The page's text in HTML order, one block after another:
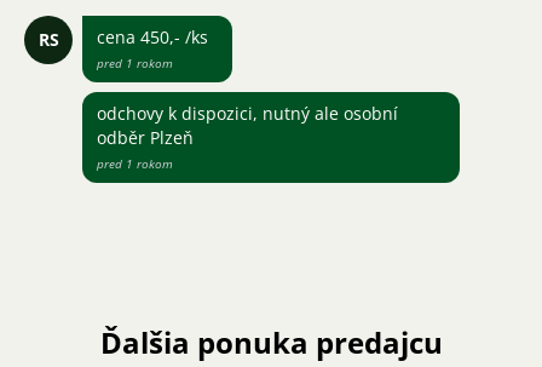
RS cena 450,- /ks
pred 1 rokom
odchovy k dispozici, nutný ale osobní
odběr Plzeň
pred 1 rokom
Ďalšia ponuka predajcu